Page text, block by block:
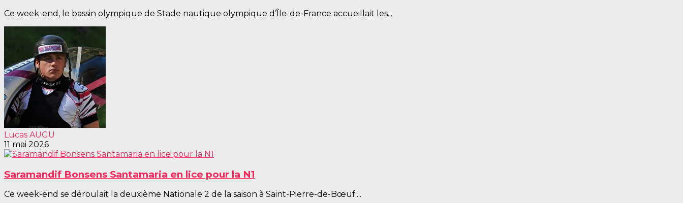
Ce week-end, le bassin olympique de Stade nautique olympique d’Île-de-France accueillait les...
Lucas AUGU
11 mai 2026
Saramandif Bonsens Santamaria en lice pour la N1
Ce week-end se déroulait la deuxième Nationale 2 de la saison à Saint-Pierre-de-Bœuf....